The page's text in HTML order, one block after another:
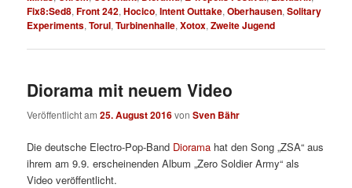
Fix8:Sed8,Front 242,Hocico,Intent Outtake,Oberhausen,Solitary
Experiments,Torul,Turbinenhalle,Xotox,Zweite Jugend
Diorama mit neuem Video
Veröffentlicht am25. August 2016vonSven Bähr
Die deutsche Electro-Pop-Band Diorama hat den Song „ZSA“ aus
ihrem am 9.9. erscheinenden Album „Zero Soldier Army“ als
Video veröffentlicht.